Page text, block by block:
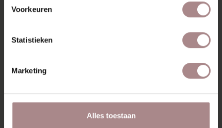
Voorkeuren
Statistieken
Marketing
Alles toestaan